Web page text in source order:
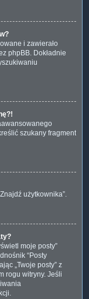
i zawierało
phpBB. Dokładnie
szukany fragment
użytkownika”.
moje posty”
“Posty
„Twoje posty” z
rogu witryny. Jeśli